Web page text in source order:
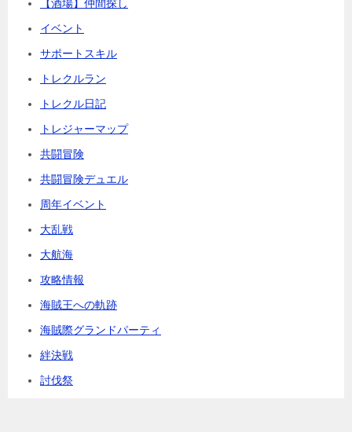
【酒場】仲間探し
イベント
サポートスキル
トレクルラン
トレクル日記
トレジャーマップ
共闘冒険
共闘冒険デュエル
周年イベント
大乱戦
大航海
攻略情報
海賊王への軌跡
海賊際グランドパーティ
絆決戦
討伐祭